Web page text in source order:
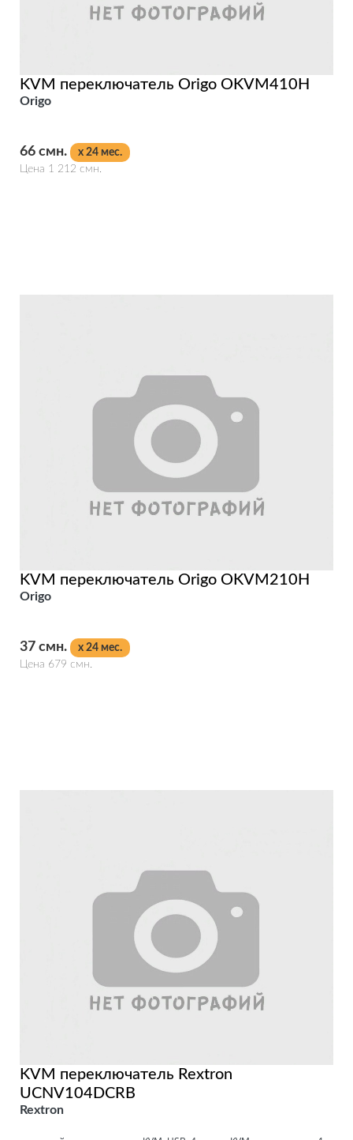
KVM переключатель Origo OKVM410H
Origo
66 смн.
x 24 мес.
Цена 1 212 смн.
KVM переключатель Origo OKVM210H
Origo
37 смн.
x 24 мес.
Цена 679 смн.
KVM переключатель Rextron
UCNV104DCRB
Rextron